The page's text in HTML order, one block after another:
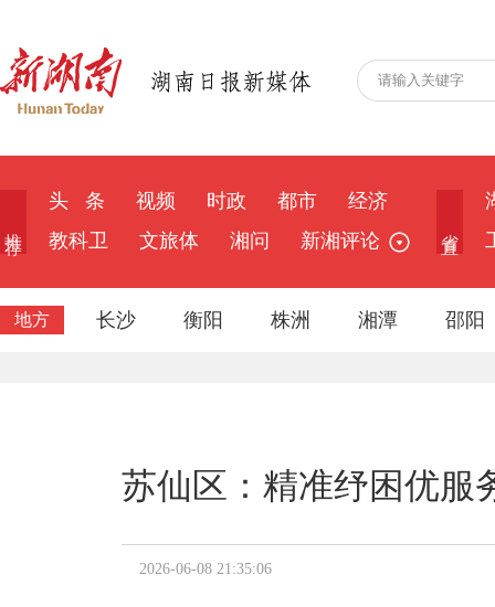
头 条 视频 时政 都市
经济
教科卫
文旅体 湘问 新湘评论
地方 长沙 衡阳 株洲 湘潭 邵阳
苏仙区：精准纾困优服
2026-06-08 21:35:06